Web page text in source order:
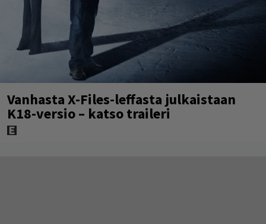
Vanhasta X-Files-leffasta julkaistaan
K18-versio – katso traileri